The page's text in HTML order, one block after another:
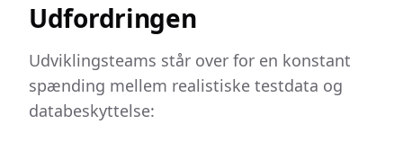
Udfordringen
Udviklingsteams står over for en konstant
spænding mellem realistiske testdata og
databeskyttelse: